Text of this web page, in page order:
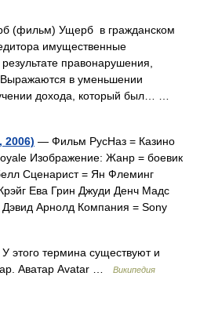
(фильм) Ущерб в гражданском
имущественные
правонарушения,
в уменьшении
дохода, который был… …
2006) — Фильм РусНаз = Казино
Изображение: Жанр = боевик
Сценарист = Ян Флеминг
Ева Грин Джуди Денч Мадс
Арнолд Компания = Sony
этого термина существуют и
Аватар Avatar …
Википедия